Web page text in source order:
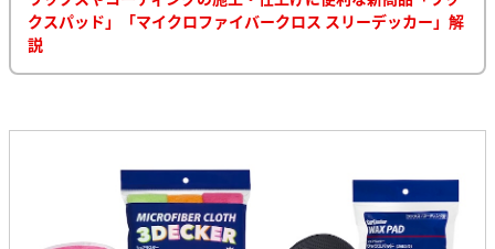
クスパッド」「マイクロファイバークロス スリーデッカー」解
説